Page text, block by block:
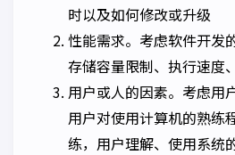
时以及如何修改或升级
性能需求。考虑软件开发
存储容量限制、执行速度
用户或人的因素。考虑用
用户对使用计算机的熟练
练，用户理解、使用系统